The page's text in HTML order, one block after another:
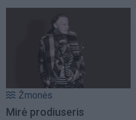
Žmonės
Mirė prodiuseris